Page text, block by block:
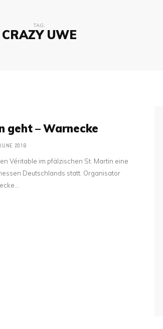
TAG:
CRAZY UWE
geht – Warnecke
2018
Véritable im pfälzischen St. Martin eine
Deutschlands statt. Organisator